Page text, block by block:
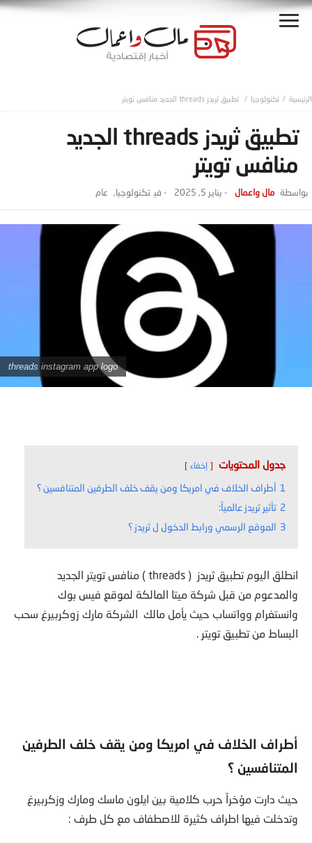
تكنولوجيا تطبيق ثريدز threads الجديد منافس تويتر
تطبيق ثريدز threads الجديد
منافس تويتر
مال واعمال - يناير 5, 2025 - ‎في تكنولوجيا, عام
threads instagram app logo
جدول المحتويات إخفاء
1 أطراف الخلاف في امريكا ومن يقف خلف الطرفين المتنافسين ؟
2 تأثير ثريدز عالمياً:
3 الموقع الرسمي ورابط الدخول ل ثريدز ؟
انطلق اليوم تطبيق ثريدز ( threads ) منافس تويتر الجديد
والمدعوم من قبل شركة ميتا المالكة لموقع فيس بوك
وانستغرام وواتساب حيث يأمل مالك الشركة مارك زوكربيرغ سحب
البساط من تطبيق تويتر .
أطراف الخلاف في امريكا ومن يقف خلف الطرفين
المتنافسين ؟
حيث دارت مؤخراً حرب كلامية بين ايلون ماسك ومارك وزكربيرغ
وتدخلت فيها اطراف كثيرة للاصطفاف مع كل طرف :